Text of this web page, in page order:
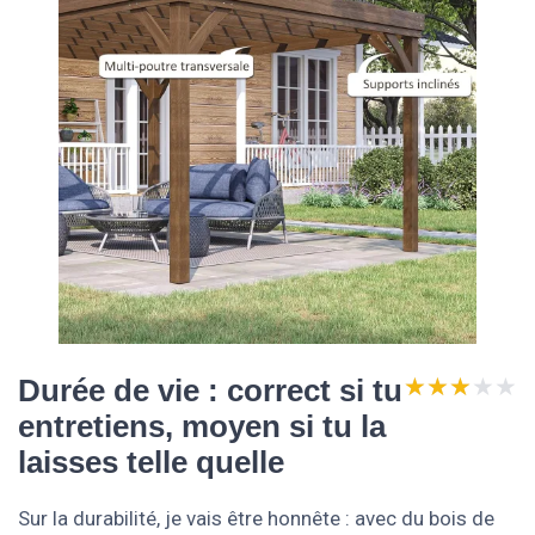
Durée de vie : correct si tu
entretiens, moyen si tu la
laisses telle quelle
★★★★★
★★★★★
Sur la durabilité, je vais être honnête : avec du bois de